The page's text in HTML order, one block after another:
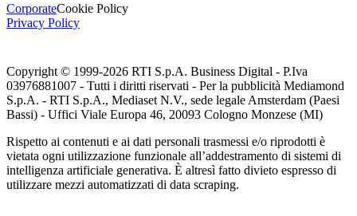
CorporateCookie Policy
Privacy Policy
Copyright © 1999-2026 RTI S.p.A. Business Digital - P.Iva
03976881007 - Tutti i diritti riservati - Per la pubblicità Mediamond
S.p.A. - RTI S.p.A., Mediaset N.V., sede legale Amsterdam (Paesi
Bassi) - Uffici Viale Europa 46, 20093 Cologno Monzese (MI)
Rispetto ai contenuti e ai dati personali trasmessi e/o riprodotti è
vietata ogni utilizzazione funzionale all’addestramento di sistemi di
intelligenza artificiale generativa. È altresì fatto divieto espresso di
utilizzare mezzi automatizzati di data scraping.